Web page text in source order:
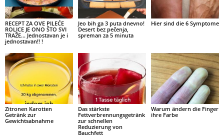
RECEPT ZA OVE PILEĆE
ROLICE JE ONO ŠTO SVI
TRAŽE… Jednostavan je i
jednostavan!! !
Jeo bih ga 3 puta dnevno!
Desert bez pečenja,
spreman za 5 minuta
Hier sind die 6 Symptome
Zitronen Karotten
Getränk zur
Gewichtsabnahme
Das stärkste
Fettverbrennungsgetränk
zur schnellen
Reduzierung von
Bauchfett
Warum ändern die Finger
ihre Farbe